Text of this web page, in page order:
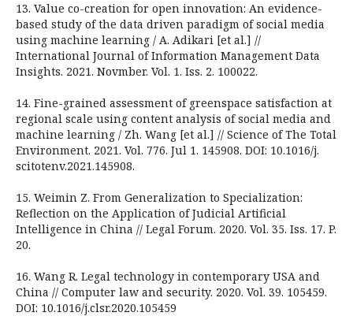
13. Value co-creation for open innovation: An evidence-
based study of the data driven paradigm of social media
using machine learning / A. Adikari [et al.] //
International Journal of Information Management Data
Insights. 2021. Novmber. Vol. 1. Iss. 2. 100022.
14. Fine-grained assessment of greenspace satisfaction at
regional scale using content analysis of social media and
machine learning / Zh. Wang [et al.] // Science of The Total
Environment. 2021. Vol. 776. Jul 1. 145908. DOI: 10.1016/j.
scitotenv.2021.145908.
15. Weimin Z. From Generalization to Specialization:
Reflection on the Application of Judicial Artificial
Intelligence in China // Legal Forum. 2020. Vol. 35. Iss. 17. P.
20.
16. Wang R. Legal technology in contemporary USA and
China // Computer law and security. 2020. Vol. 39. 105459.
DOI: 10.1016/j.clsr.2020.105459